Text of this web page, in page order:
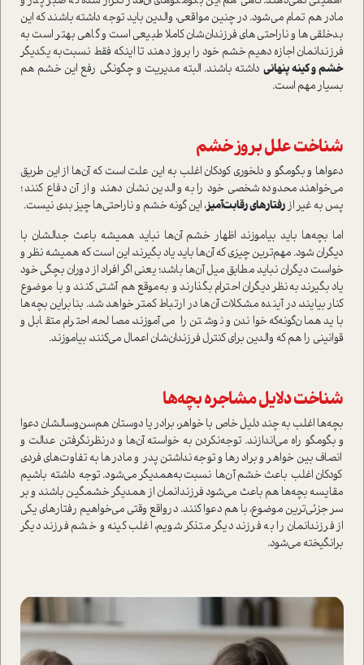
مادر هم تمام مي‌شود. در چنين مواقعي، والدين بايد توجه داشته باشند كه اين
بدخلقي‌ها و ناراحتي‌ها‌ي فرزندان‌شان كاملا طبيعي ا‌ست و گاهي بهتر ا‌ست به
فرزندانمان اجازه دهيم خشم خود را بروز دهند تا اينكه فقط نسبت‌به يكديگر
خشم و كينه پنهاني داشته باشند. البته مديريت و چگونگي رفع این خشم هم
بسيار مهم ا‌ست.
شناخت علل بروز خشم
دعواها و بگو‌مگو و دلخوري كودكان اغلب به اين علت ا‌ست كه آن‌ها از اين طريق
مي‌خواهند محدوده شخصي خود را به والدين نشان دهند و از آن دفاع كنند؛
پس به غير ازرفتار‌هاي رقابت‌آميز، اين گونه خشم و ناراحتي‌ها چيز بدي نيست.
اما ‌بچه‌ها بايد بياموزند اظهار خشم آن‌ها نبايد هميشه باعث جدالشان با
ديگران شود. مهم‌ترين چيزي كه آن‌ها بايد ياد بگيرند، این ا‌ست كه هميشه نظر و
خوا‌ست ديگران نبايد مطابق ميل آن‌ها باشد؛ يعني اگر افراد از دوران بچگي خود
ياد بگيرند به‌نظر ديگران احترام بگذارند و به‌موقع هم آشتي كنند و با موضوع
كنار بيايند، در آينده مشكلات آن‌ها در ارتباط كمتر خواهد شد. بنابراين بچه‌ها
بايد همان‌گونه‌كه خواندن و نوشتن را مي‌آموزند، مصالحه، احترام متقابل و
قوانيني را هم كه والدين براي كنترل فرزندان‌شان اعمال مي‌كنند، بياموزند.
شناخت دلايل مشاجره بچه‌ها
بچه‌ها اغلب به چند دليل خاص با خواهر، برادر يا دوستان هم‌سن‌و‌سالشان دعوا
و بگو‌مگو راه مي‌اندازند. توجه‌نكردن به خوا‌سته آن‌ها و در‌نظرنگرفتن عدالت و
انصاف بين خواهر و برادرها و توجه‌نداشتن پدر و مادرها به تفاوت‌هاي فردي
كودكان اغلب باعث خشم آن‌ها نسبت‌به‌همديگر مي‌شود. توجه داشته باشيم
مقايسه بچه‌ها هم باعث مي‌شود فرزندانمان از همديگر خشمگين باشند و بر
سر جزئي‌ترين موضوع، با هم دعوا كنند. در‌واقع وقتي مي‌خواهيم رفتار‌هاي يكي
از فرزندانمان را به فرزند ديگر متذكر شويم، اغلب كينه و خشم فرزند ديگر
بر‌انگيخته مي‌شود.